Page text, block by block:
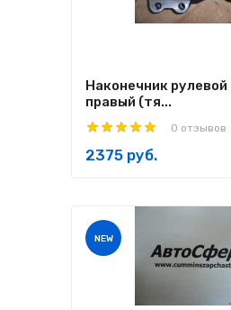
Наконечник
правый (тя...
0 отзывов
2375 руб.
NEW